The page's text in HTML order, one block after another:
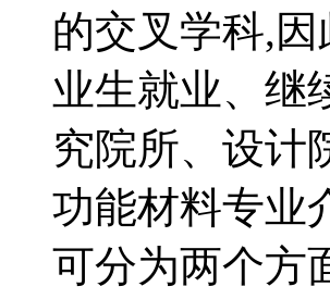
的交叉学科,
业生就业、继
究院所、设计
功能材料专业
可分为两个方